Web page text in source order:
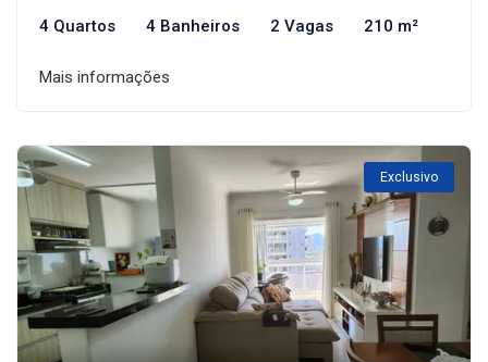
4 Quartos 4 Banheiros 2 Vagas 210 m²
Mais informações
Exclusivo